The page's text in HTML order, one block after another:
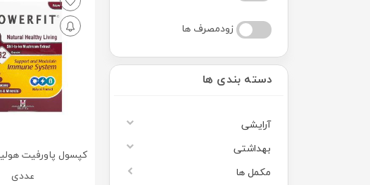
زودمصرف ها
دسته بندی ها
آرایشی
بهداشتی
مکمل ها
عددی